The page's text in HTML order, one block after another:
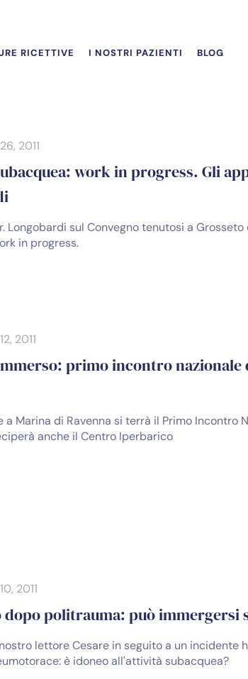
RICETTIVE I NOSTRI PAZIENTI BLOG
2011
work in progress. Gli
Longobardi sul Convegno tenutosi a
in progress.
2011
primo incontro nazionale
a Marina di Ravenna si terrà il Primo Incontro
anche il Centro Iperbarico
2011
politrauma: può immergersi
lettore Cesare in seguito a un incidente
è idoneo all'attività subacquea?